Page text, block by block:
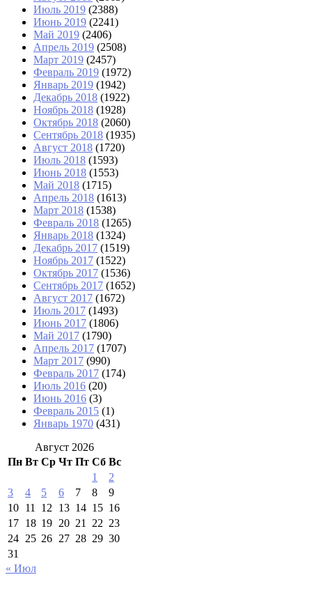
Июль 2019 (2388)
Июнь 2019 (2241)
Май 2019 (2406)
Апрель 2019 (2508)
Март 2019 (2457)
Февраль 2019 (1972)
Январь 2019 (1942)
Декабрь 2018 (1922)
Ноябрь 2018 (1928)
Октябрь 2018 (2060)
Сентябрь 2018 (1935)
Август 2018 (1720)
Июль 2018 (1593)
Июнь 2018 (1553)
Май 2018 (1715)
Апрель 2018 (1613)
Март 2018 (1538)
Февраль 2018 (1265)
Январь 2018 (1324)
Декабрь 2017 (1519)
Ноябрь 2017 (1522)
Октябрь 2017 (1536)
Сентябрь 2017 (1652)
Август 2017 (1672)
Июль 2017 (1493)
Июнь 2017 (1806)
Май 2017 (1790)
Апрель 2017 (1707)
Март 2017 (990)
Февраль 2017 (174)
Июль 2016 (20)
Июнь 2016 (3)
Февраль 2015 (1)
Январь 1970 (431)
Август 2026
Пн Вт Ср Чт Пт Сб Вс
1
2
3
4 5 6 7 8
9
10 11 12 13 14 15 16
17 18 19 20 21 22 23
24 25 26 27 28 29 30
31
« Июл